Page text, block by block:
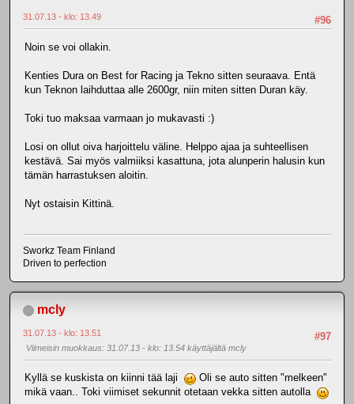
#96
31.07.13 - klo: 13.49
Noin se voi ollakin.
Kenties Dura on Best for Racing ja Tekno sitten seuraava. Entä
kun Teknon laihduttaa alle 2600gr, niin miten sitten Duran käy.
Toki tuo maksaa varmaan jo mukavasti :)
Losi on ollut oiva harjoittelu väline. Helppo ajaa ja suhteellisen
kestävä. Sai myös valmiiksi kasattuna, jota alunperin halusin kun
tämän harrastuksen aloitin.
Nyt ostaisin Kittinä.
Sworkz Team Finland
Driven to perfection
mcly
#97
31.07.13 - klo: 13.51
Viimeisin muokkaus: 31.07.13 - klo: 13.54 käyttäjältä mcly
Kyllä se kuskista on kiinni tää laji
Oli se auto sitten "melkeen"
mikä vaan.. Toki viimiset sekunnit otetaan vekka sitten autolla